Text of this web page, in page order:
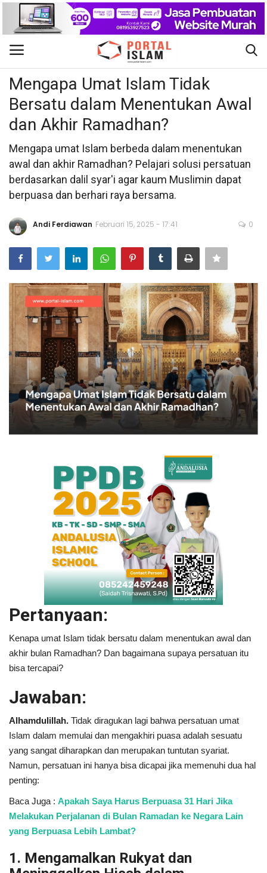
Gabung Daftar
Beranda
Berita Islam
Nasional
Khutbah Jumat
Pendidikan
Bisnis
Internasional
Al-Qur'an Online
Lifestyle
Olahraga
Kesehatan
Teknologi
Mengapa Umat Islam Tidak
Bersatu dalam Menentukan Awal
dan Akhir Ramadhan?
Mengapa umat Islam berbeda dalam menentukan
awal dan akhir Ramadhan? Pelajari solusi persatuan
berdasarkan dalil syar'i agar kaum Muslimin dapat
berpuasa dan berhari raya bersama.
Andi Ferdiawan Februari 15, 2025 - 17:41 0
Pertanyaan:
Kenapa umat Islam tidak bersatu dalam menentukan awal dan
akhir bulan Ramadhan? Dan bagaimana supaya persatuan itu
bisa tercapai?
Jawaban:
Alhamdulillah. Tidak diragukan lagi bahwa persatuan umat
Islam dalam memulai dan mengakhiri puasa adalah sesuatu
yang sangat diharapkan dan merupakan tuntutan syariat.
Namun, persatuan ini hanya bisa dicapai jika memenuhi dua hal
penting:
Baca Juga : Apakah Saya Harus Berpuasa 31 Hari Jika
Melakukan Perjalanan di Bulan Ramadan ke Negara Lain
yang Berpuasa Lebih Lambat?
1. Mengamalkan Rukyat dan